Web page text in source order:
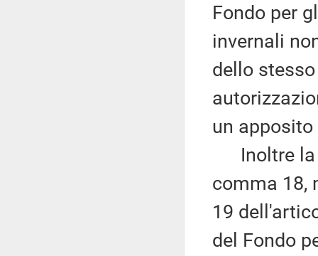
Fondo per
invernali
dello
un
Inoltre la
comma 18,
19
del Fondo